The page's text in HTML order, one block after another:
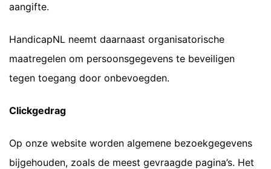
aangifte.
HandicapNL neemt daarnaast organisatorische
maatregelen om persoonsgegevens te beveiligen
tegen toegang door onbevoegden.
Clickgedrag
Op onze website worden algemene bezoekgegevens
bijgehouden, zoals de meest gevraagde pagina’s. Het